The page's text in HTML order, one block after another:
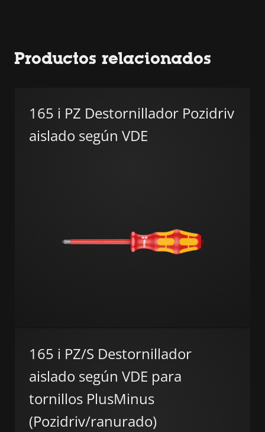
Productos relacionados
165 i PZ Destornillador Pozidriv
aislado según VDE
165 i PZ/S Destornillador
aislado según VDE para
tornillos PlusMinus
(Pozidriv/ranurado)